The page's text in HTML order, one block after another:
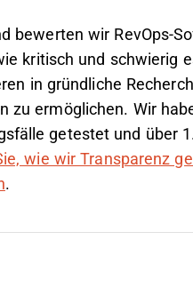
bewerten wir RevOps-
kritisch und schwierig
in gründliche
zu ermöglichen. Wir
getestet und über
wie wir Transparenz
.